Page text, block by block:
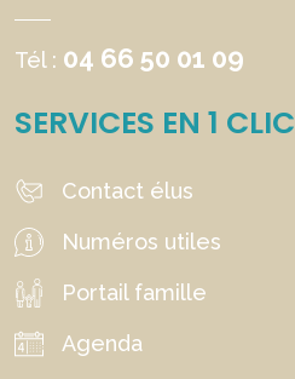
Tél : 04 66 50 01 09
SERVICES EN 1 CLIC
Contact élus
Numéros utiles
Portail famille
Agenda